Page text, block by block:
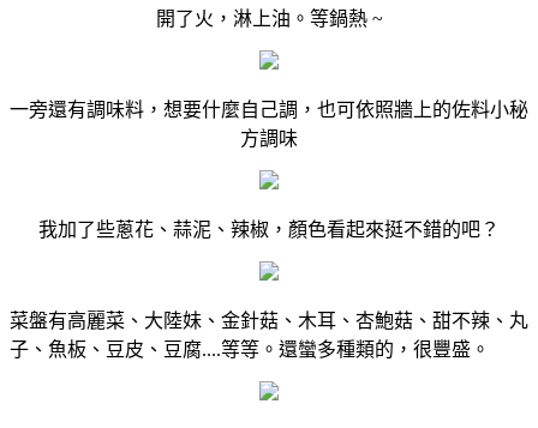
開了火，淋上油。等鍋熱 ~
一旁還有調味料，想要什麼自己調，也可依照牆上的佐料小秘
方調味
我加了些蔥花、蒜泥、辣椒，顏色看起來挺不錯的吧？
菜盤有高麗菜、大陸妹、金針菇、木耳、杏鮑菇、甜不辣、丸
子、魚板、豆皮、豆腐....等等。還蠻多種類的，很豐盛。